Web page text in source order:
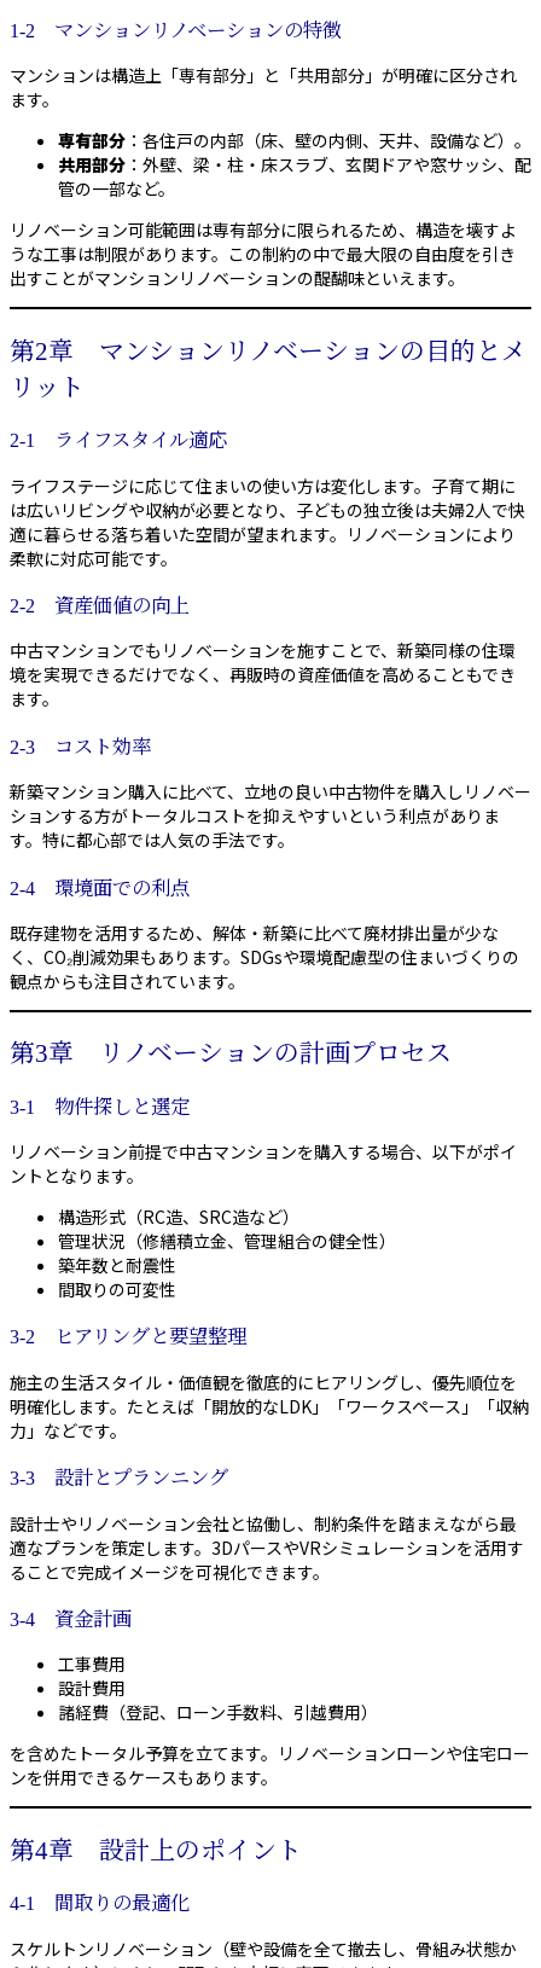
1-2 マンションリノベーションの特徴
マンションは構造上「専有部分」と「共用部分」が明確に区分され
ます。
専有部分 ：各住戸の内部（床、壁の内側、天井、設備など）。
共用部分 ：外壁、梁・柱・床スラブ、玄関ドアや窓サッシ、配
管の一部など。
リノベーション可能範囲は専有部分に限られるため、構造を壊すよ
うな工事は制限があります。この制約の中で最大限の自由度を引き
出すことがマンションリノベーションの醍醐味といえます。
第2章 マンションリノベーションの目的とメ
リット
2-1 ライフスタイル適応
ライフステージに応じて住まいの使い方は変化します。子育て期に
は広いリビングや収納が必要となり、子どもの独立後は夫婦2人で快
適に暮らせる落ち着いた空間が望まれます。リノベーションにより
柔軟に対応可能です。
2-2 資産価値の向上
中古マンションでもリノベーションを施すことで、新築同様の住環
境を実現できるだけでなく、再販時の資産価値を高めることもでき
ます。
2-3 コスト効率
新築マンション購入に比べて、立地の良い中古物件を購入しリノベー
ションする方がトータルコストを抑えやすいという利点がありま
す。特に都心部では人気の手法です。
2-4 環境面での利点
既存建物を活用するため、解体・新築に比べて廃材排出量が少な
く、CO₂削減効果もあります。SDGsや環境配慮型の住まいづくりの
観点からも注目されています。
第3章 リノベーションの計画プロセス
3-1 物件探しと選定
リノベーション前提で中古マンションを購入する場合、以下がポイ
ントとなります。
構造形式（RC造、SRC造など）
管理状況（修繕積立金、管理組合の健全性）
築年数と耐震性
間取りの可変性
3-2 ヒアリングと要望整理
施主の生活スタイル・価値観を徹底的にヒアリングし、優先順位を
明確化します。たとえば「開放的なLDK」「ワークスペース」「収納
力」などです。
3-3 設計とプランニング
設計士やリノベーション会社と協働し、制約条件を踏まえながら最
適なプランを策定します。3DパースやVRシミュレーションを活用す
ることで完成イメージを可視化できます。
3-4 資金計画
工事費用
設計費用
諸経費（登記、ローン手数料、引越費用）
を含めたトータル予算を立てます。リノベーションローンや住宅ロー
ンを併用できるケースもあります。
第4章 設計上のポイント
4-1 間取りの最適化
スケルトンリノベーション（壁や設備を全て撤去し、骨組み状態か